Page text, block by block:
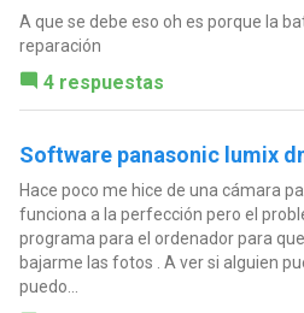
A que se debe eso oh es porque la
reparación
4 respuestas
Software panasonic lumix
Hace poco me hice de una cámara
funciona a la perfección pero el
programa para el ordenador para
bajarme las fotos . A ver si alguien
puedo...